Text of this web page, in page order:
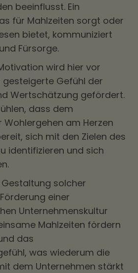
beeinflusst. Ein
für Mahlzeiten sorgt oder
bietet, kommuniziert
Fürsorge.
wird hier vor
Gefühl der
Wertschätzung gefördert.
dass dem
Wohlergehen am Herzen
sich mit den Zielen des
identifizieren und sich
solcher
einer
Unternehmenskultur
Mahlzeiten fördern
das
was wiederum die
dem Unternehmen stärkt